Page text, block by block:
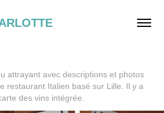
attrayant avec descriptions et photos
restaurant Italien basé sur Lille. Il y a
des vins intégrée.